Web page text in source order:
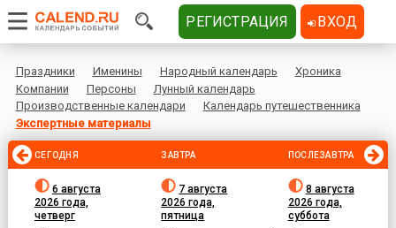
Праздники Именины Народный календарь
Хроника
Компании
Персоны
Лунный календарь
Производственные календари
Календарь путешественника
Экспертные материалы
СЕГОДНЯ
6 августа
2026 года,
четверг
ЗАВТРА
7 августа
2026 года,
пятница
ПОСЛЕЗАВТРА
8 августа
2026 года,
суббота
РЕГИСТРАЦИЯ ВХОД